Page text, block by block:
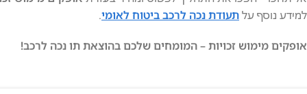
למידע נוסף עלתעודת נכה לרכב ביטוח לאומי.
אופקים מימוש זכויות – המומחים שלכם בהוצאת תו נכה לרכב!